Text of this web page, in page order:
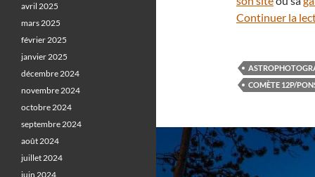
Continuer la
COMÈTE 12P/
avril 2025
mars 2025
février 2025
janvier 2025
décembre 2024
novembre 2024
octobre 2024
septembre 2024
août 2024
juillet 2024
juin 2024